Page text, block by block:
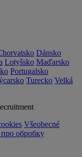
Dánsko
Lotyšsko Maďarsko
Portugalsko
Turecko Velká
Všeobecné
обробку